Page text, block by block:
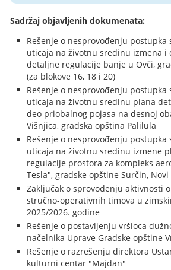
Sadržaj objavljenih dokumenata:
Rešenje o nesprovođenju postupka
uticaja na životnu sredinu izmena i
detaljne regulacije banje u Ovči,
(za blokove 16, 18 i 20)
Rešenje o nesprovođenju postupka
uticaja na životnu sredinu plana
deo priobalnog pojasa na desnoj
Višnjica, gradska opština Palilula
Rešenje o nesprovođenju postupka
uticaja na životnu sredinu izmene
regulacije prostora za kompleks
Tesla", gradske opštine Surčin,
Zaključak o sprovođenju aktivnosti
stručno-operativnih timova u
2025/2026. godine
Rešenje o postavljenju vršioca
načelnika Uprave Gradske opštine
Rešenje o razrešenju direktora
kulturni centar "Majdan"